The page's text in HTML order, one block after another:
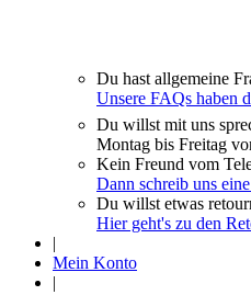
Du hast allgemeine
Unsere FAQs haben
Du willst mit uns
Montag bis Freitag
Kein Freund vom
Dann schreib uns
Du willst etwas
Hier geht's zu den
|
Mein Konto
|